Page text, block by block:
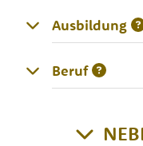
Ausbildung
Beruf